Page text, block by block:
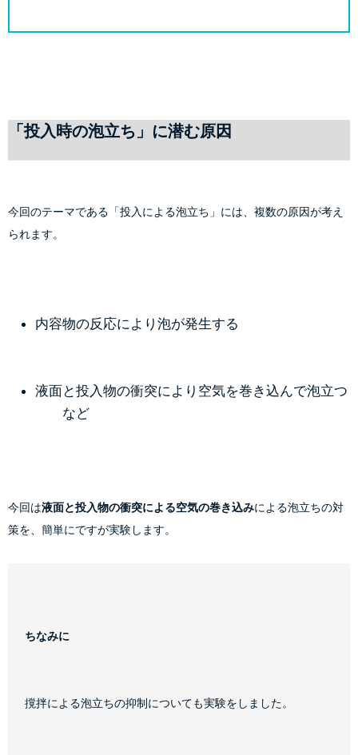
「投入時の泡立ち」に潜む原因
今回のテーマである「投入による泡立ち」には、複数の原因が考え
られます。
内容物の反応により泡が発生する
液面と投入物の衝突により空気を巻き込んで泡立つ
など
今回は液面と投入物の衝突による空気の巻き込みによる泡立ちの対
策を、簡単にですが実験します。
ちなみに
撹拌による泡立ちの抑制についても実験をしました。